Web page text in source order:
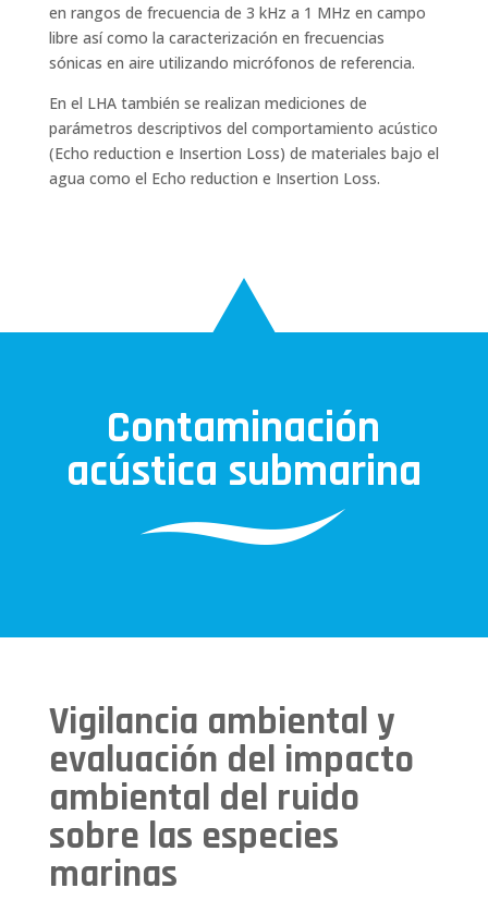
en rangos de frecuencia de 3 kHz a 1 MHz en campo
libre así como la caracterización en frecuencias
sónicas en aire utilizando micrófonos de referencia.
En el LHA también se realizan mediciones de
parámetros descriptivos del comportamiento acústico
(Echo reduction e Insertion Loss) de materiales bajo el
agua como el Echo reduction e Insertion Loss.
Contaminación
acústica submarina
Vigilancia ambiental y
evaluación del impacto
ambiental del ruido
sobre las especies
marinas